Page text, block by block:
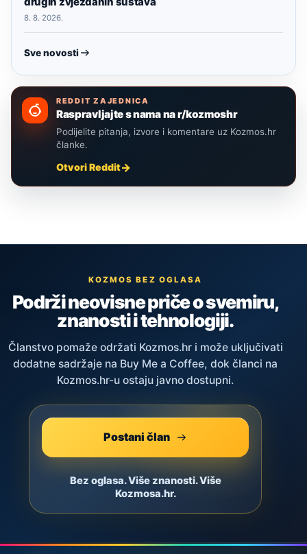
8. 8. 2026.
Sve novosti
REDDIT ZAJEDNICA
Raspravljajte s nama na r/kozmoshr
Podijelite pitanja, izvore i komentare uz Kozmos.hr
članke.
Otvori Reddit
KOZMOS BEZ OGLASA
Podrži neovisne priče o svemiru,
znanosti i tehnologiji.
Članstvo pomaže održati Kozmos.hr i može uključivati
dodatne sadržaje na Buy Me a Coffee, dok članci na
Kozmos.hr-u ostaju javno dostupni.
Postani član
Bez oglasa. Više znanosti. Više
Kozmosa.hr.